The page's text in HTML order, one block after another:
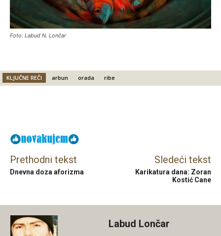
Foto: Labud N. Lončar
KLJUČNE REČI arbun orada ribe
Prethodni tekst
Dnevna doza aforizma
Sledeći tekst
Karikatura dana: Zoran
Kostić Cane
Labud Lončar